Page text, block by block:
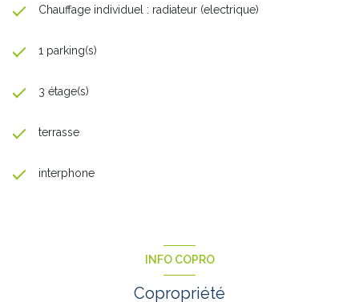
Chauffage individuel : radiateur (electrique)
1 parking(s)
3 étage(s)
terrasse
interphone
INFO COPRO
Copropriété